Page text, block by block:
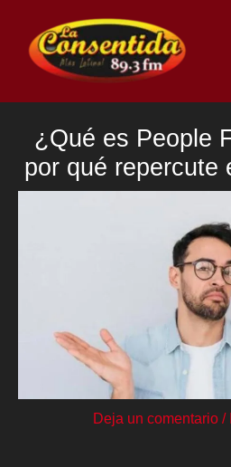
contenido
¿Qué es People
por qué repercute
Deja un comentario /